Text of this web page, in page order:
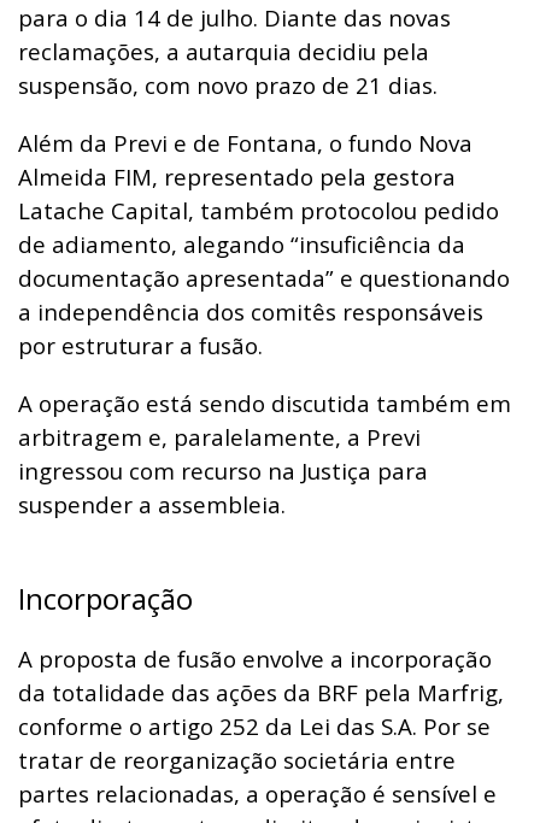
para o dia 14 de julho. Diante das novas
reclamações, a autarquia decidiu pela
suspensão, com novo prazo de 21 dias.
Além da Previ e de Fontana, o fundo Nova
Almeida FIM, representado pela gestora
Latache Capital, também protocolou pedido
de adiamento, alegando “insuficiência da
documentação apresentada” e questionando
a independência dos comitês responsáveis
por estruturar a fusão.
A operação está sendo discutida também em
arbitragem e, paralelamente, a Previ
ingressou com recurso na Justiça para
suspender a assembleia.
Incorporação
A proposta de fusão envolve a incorporação
da totalidade das ações da BRF pela Marfrig,
conforme o artigo 252 da Lei das S.A. Por se
tratar de reorganização societária entre
partes relacionadas, a operação é sensível e